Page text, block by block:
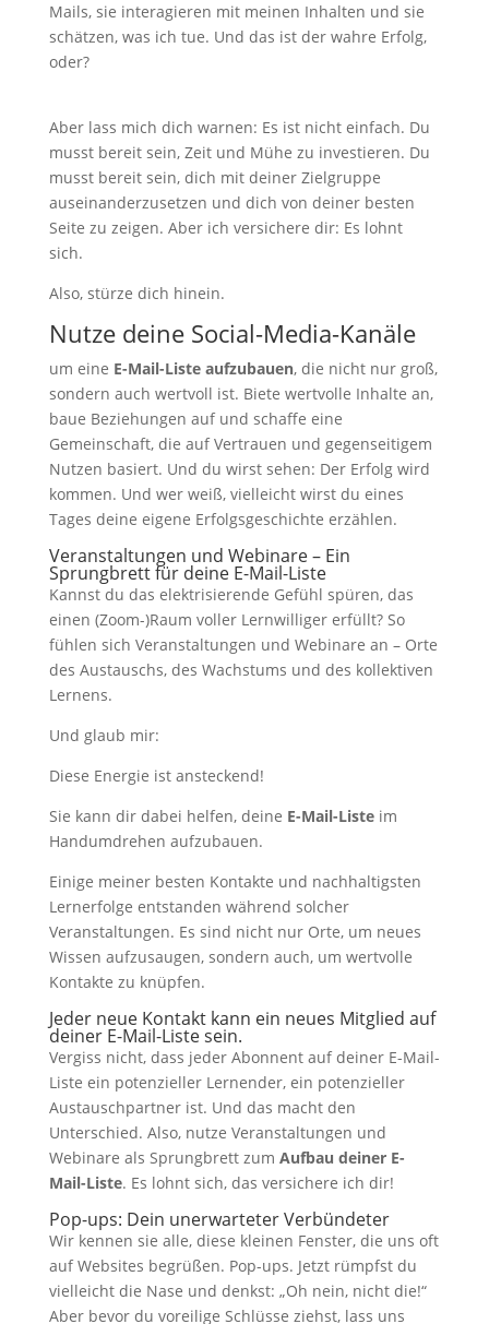
Mails, sie interagieren mit meinen Inhalten und sie
schätzen, was ich tue. Und das ist der wahre Erfolg,
oder?
Aber lass mich dich warnen: Es ist nicht einfach. Du
musst bereit sein, Zeit und Mühe zu investieren. Du
musst bereit sein, dich mit deiner Zielgruppe
auseinanderzusetzen und dich von deiner besten
Seite zu zeigen. Aber ich versichere dir: Es lohnt
sich.
Also, stürze dich hinein.
Nutze deine Social-Media-Kanäle
um eine E-Mail-Liste aufzubauen, die nicht nur groß,
sondern auch wertvoll ist. Biete wertvolle Inhalte an,
baue Beziehungen auf und schaffe eine
Gemeinschaft, die auf Vertrauen und gegenseitigem
Nutzen basiert. Und du wirst sehen: Der Erfolg wird
kommen. Und wer weiß, vielleicht wirst du eines
Tages deine eigene Erfolgsgeschichte erzählen.
Veranstaltungen und Webinare – Ein
Sprungbrett für deine E-Mail-Liste
Kannst du das elektrisierende Gefühl spüren, das
einen (Zoom-)Raum voller Lernwilliger erfüllt? So
fühlen sich Veranstaltungen und Webinare an – Orte
des Austauschs, des Wachstums und des kollektiven
Lernens.
Und glaub mir:
Diese Energie ist ansteckend!
Sie kann dir dabei helfen, deine E-Mail-Listeim
Handumdrehen aufzubauen.
Einige meiner besten Kontakte und nachhaltigsten
Lernerfolge entstanden während solcher
Veranstaltungen. Es sind nicht nur Orte, um neues
Wissen aufzusaugen, sondern auch, um wertvolle
Kontakte zu knüpfen.
Jeder neue Kontakt kann ein neues Mitglied auf
deiner E-Mail-Liste sein.
Vergiss nicht, dass jeder Abonnent auf deiner E-Mail-
Liste ein potenzieller Lernender, ein potenzieller
Austauschpartner ist. Und das macht den
Unterschied. Also, nutze Veranstaltungen und
Webinare als Sprungbrett zum Aufbau deiner E-
Mail-Liste. Es lohnt sich, das versichere ich dir!
Pop-ups: Dein unerwarteter Verbündeter
Wir kennen sie alle, diese kleinen Fenster, die uns oft
auf Websites begrüßen. Pop-ups. Jetzt rümpfst du
vielleicht die Nase und denkst: „Oh nein, nicht die!“
Aber bevor du voreilige Schlüsse ziehst, lass uns